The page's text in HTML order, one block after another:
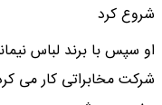
شروع کرد
او سپس با برند لباس
شرکت مخابراتی کار می